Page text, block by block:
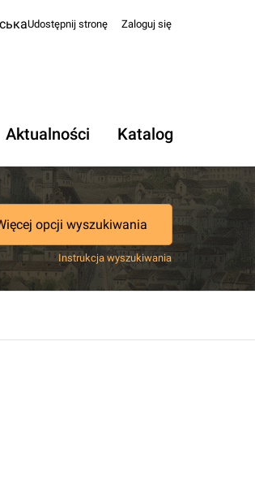
Udostępnij stronę Zaloguj się
Aktualności Katalog
opcji wyszukiwania
Instrukcja wyszukiwania